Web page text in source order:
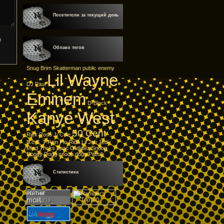
Посетители за текущий день
Облако тегов
Snug Brim Skatterman public enemy
DJ Paul Lil Wayne
Eminem D-Block
Kanye West
Rick Ross J. Cole 50 Cent
B.o.B. T-Pain Flo-Rida Lil Jon Jedi
Mind Tricks 2pac Outlawz Snoop
Doggy Dogg snoop dogg Pitbull
Статистика